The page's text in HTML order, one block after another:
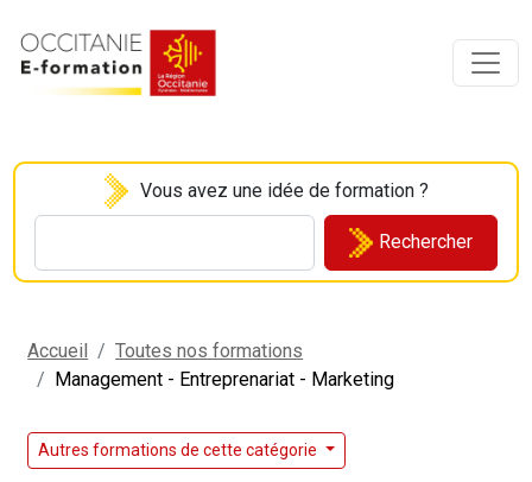
Vous avez une idée de formation ?
Rechercher
Accueil
Toutes nos formations
Management - Entreprenariat - Marketing
Autres formations de cette catégorie